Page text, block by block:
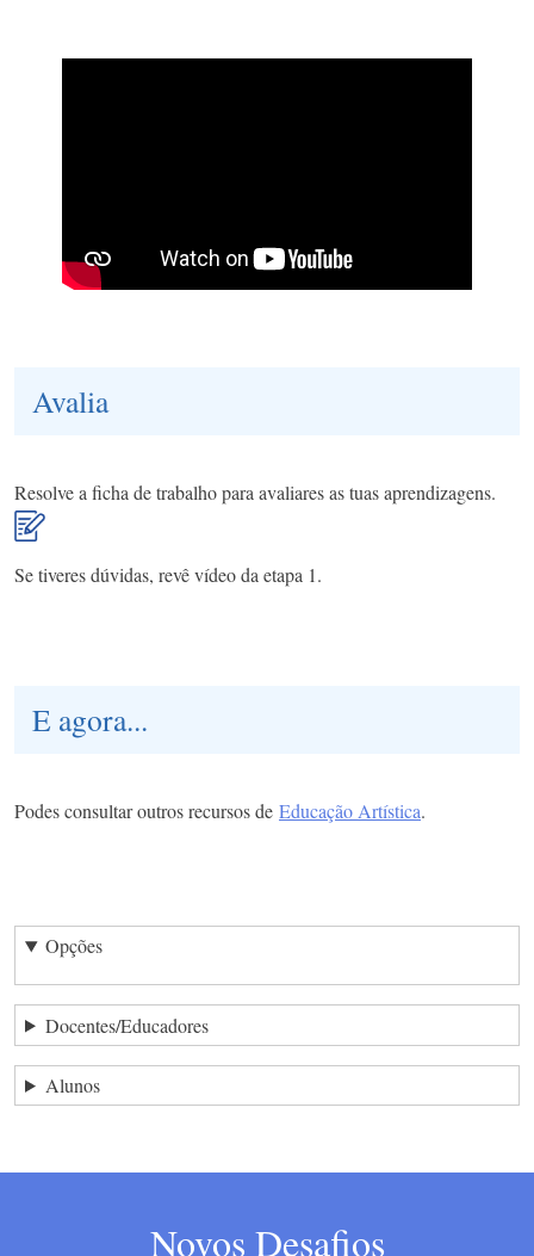
Avalia
Resolve a ficha de trabalho para avaliares as tuas aprendizagens.
Se tiveres dúvidas, revê vídeo da etapa 1.
E agora...
Podes consultar outros recursos de Educação Artística.
Opções
Docentes/Educadores
Alunos
Novos Desafios